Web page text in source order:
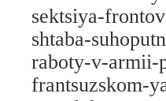
sektsiya-
shtaba-
raboty-v-armii-
frantsuzskom-